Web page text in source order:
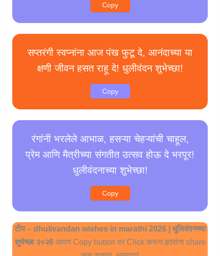
Copy
सप्तरंगी स्वप्नांना आज पंख फुटू दे, आनंदाच्या या
क्षणी जीवन हसत राहू दे! धुलीवंदन शुभेच्छा!
Copy
रंगांनी भरलेले आभाळ, हसऱ्या चेहऱ्यांची चाहूल,
प्रेम आणि मैत्रीच्या संगतीत उत्सव होऊ दे भरपूर!
धुलीवंदनाच्या शुभेच्छा!
Copy
टीप– dhulivandan wishes in marathi 2026 | धुलिवंदनच्या
शुभेच्छा २०२6 आपण Copy button वर Click करून इतरांना share